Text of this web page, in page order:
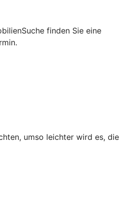
finden Sie eine
umso leichter wird es, die